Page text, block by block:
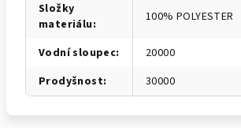
Složky
materiálu: 100% POLYESTER
Vodní sloupec:
20000
Prodyšnost: 30000